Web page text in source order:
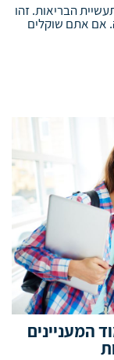
הבריאות. זהו
אם אתם שוקלים
המעניינים